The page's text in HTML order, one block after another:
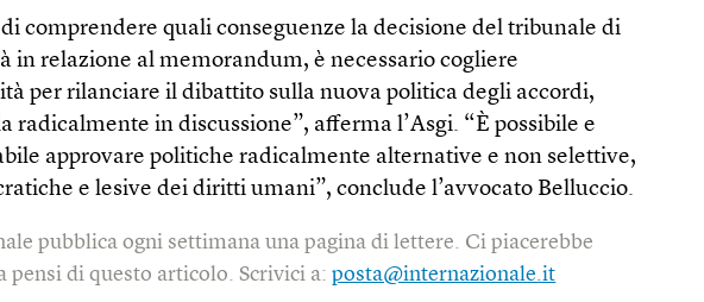
comprendere quali conseguenze la decisione del tribunale di
in relazione al memorandum, è necessario cogliere
per rilanciare il dibattito sulla nuova politica degli accordi,
radicalmente in discussione”, afferma l’Asgi. “È possibile e
approvare politiche radicalmente alternative e non selettive,
e lesive dei diritti umani”, conclude l’avvocato Belluccio.
pubblica ogni settimana una pagina di lettere. Ci piacerebbe
pensi di questo articolo. Scrivici a:posta@internazionale.it